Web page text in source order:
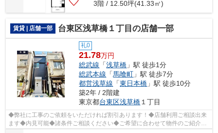
3階 / 12.50坪(41.33㎡)
賃貸 | 店舗一部 台東区浅草橋１丁目の店舗一部
礼0
21.78万円
総武線 「浅草橋 」駅 徒歩1分
総武本線 「馬喰町 」駅 徒歩7分
都営浅草線 「東日本橋 」駅 徒歩10分
築2年 / 2階建
東京都台東区浅草橋 １丁目
◆弊社に工事のご依頼をいただければ割引あります！◆店舗利用ご相談出来
ます◆内見可能◆諸条件ご相談ください◆ご希望に合わせて物件のご紹介可